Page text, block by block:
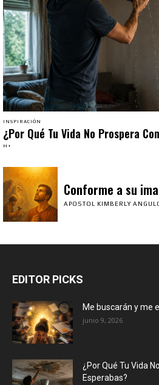
INSPIRACIÓN
¿Por Qué Tu Vida No Prospera
H+
Conforme a su
APOSTOL KIMBERLY
EDITOR PICKS
Me buscarán y me
junio 9, 2026
¿Por Qué Tu Vida
Esperabas?